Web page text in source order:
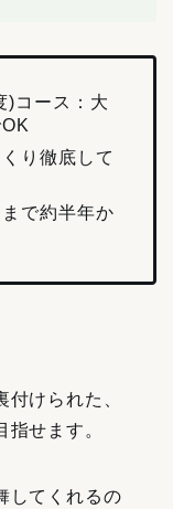
)コース：大
り徹底して
で約半年か
けられた、
指せます。
してくれるの